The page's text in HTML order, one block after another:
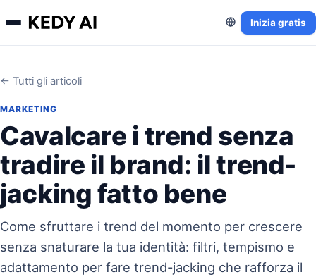
Inizia gratis
← Tutti gli articoli
MARKETING
Cavalcare i trend senza
tradire il brand: il trend-
jacking fatto bene
Come sfruttare i trend del momento per crescere
senza snaturare la tua identità: filtri, tempismo e
adattamento per fare trend-jacking che rafforza il